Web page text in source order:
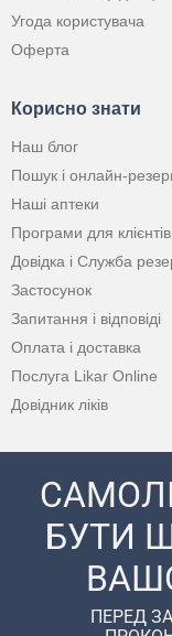
Угода користувача
Оферта
Корисно знати
Наш блог
Пошук і онлайн-
Наші аптеки
Програми для клієнтів
Довідка і Служба
Застосунок
Запитання і відповіді
Оплата і доставка
Послуга Likar Online
Довідник ліків
БУТИ
ПЕРЕД